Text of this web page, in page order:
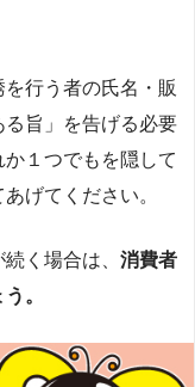
行う者の氏名・販
旨」を告げる必要
１つでもを隠して
げてください。
く場合は、 消費者
。